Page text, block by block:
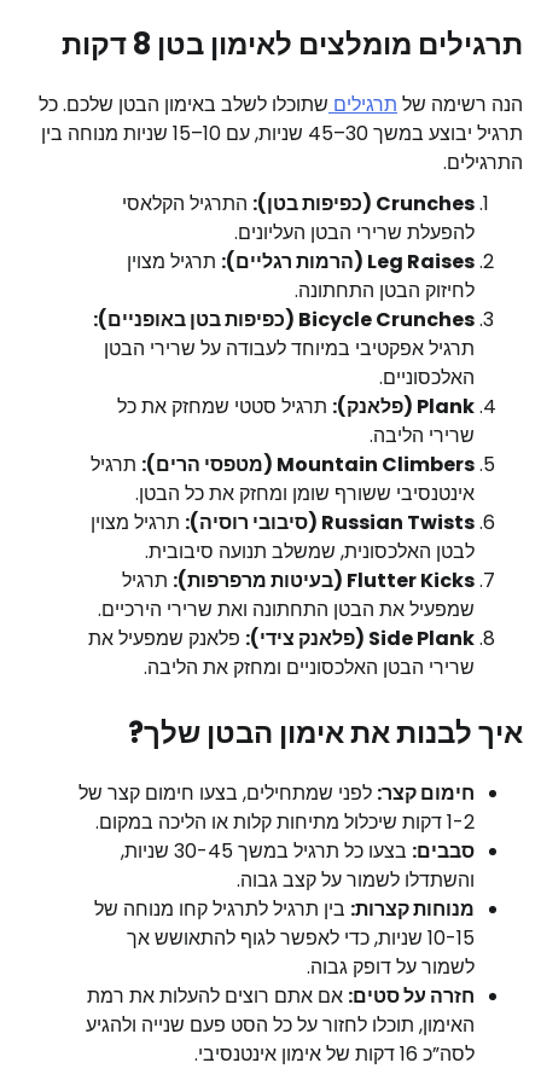
תרגילים מומלצים לאימון בטן 8 דקות
הנה רשימה של תרגילים שתוכלו לשלב באימון הבטן שלכם. כל
תרגיל יבוצע במשך 30–45 שניות, עם 10–15 שניות מנוחה בין
התרגילים.
Crunches (כפיפות בטן):
התרגיל הקלאסי
להפעלת שרירי הבטן העליונים.
Leg Raises (הרמות רגליים):
תרגיל מצוין
לחיזוק הבטן התחתונה.
Bicycle Crunches (כפיפות בטן באופניים):
תרגיל אפקטיבי במיוחד לעבודה על שרירי הבטן
האלכסוניים.
Plank (פלאנק):
תרגיל סטטי שמחזק את כל
שרירי הליבה.
Mountain Climbers (מטפסי הרים):
תרגיל
אינטנסיבי ששורף שומן ומחזק את כל הבטן.
Russian Twists (סיבובי רוסיה):
תרגיל מצוין
לבטן האלכסונית, שמשלב תנועה סיבובית.
Flutter Kicks (בעיטות מרפרפות):
תרגיל
שמפעיל את הבטן התחתונה ואת שרירי הירכיים.
Side Plank (פלאנק צידי):
פלאנק שמפעיל את
שרירי הבטן האלכסוניים ומחזק את הליבה.
איך לבנות את אימון הבטן שלך?
חימום קצר: לפני שמתחילים, בצעו חימום קצר של
1-2 דקות שיכלול מתיחות קלות או הליכה במקום.
סבבים:
בצעו כל תרגיל במשך 30-45 שניות,
והשתדלו לשמור על קצב גבוה.
מנוחות קצרות: בין תרגיל לתרגיל קחו מנוחה של
10-15 שניות, כדי לאפשר לגוף להתאושש אך
לשמור על דופק גבוה.
חזרה על סטים: אם אתם רוצים להעלות את רמת
האימון, תוכלו לחזור על כל הסט פעם שנייה ולהגיע
לסה”כ 16 דקות של אימון אינטנסיבי.